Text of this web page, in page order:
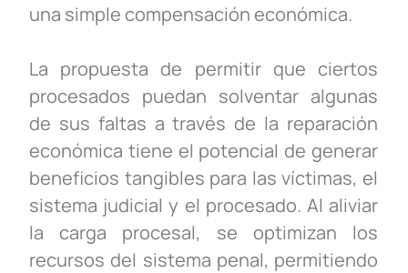
una simple compensación económica.
La propuesta de permitir que ciertos
procesados puedan solventar algunas
de sus faltas a través de la reparación
económica tiene el potencial de generar
beneficios tangibles para las víctimas, el
sistema judicial y el procesado. Al aliviar
la carga procesal, se optimizan los
recursos del sistema penal, permitiendo